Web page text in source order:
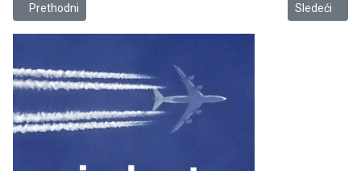
Prethodni članak: Iz Lokalnog akcionog plana za socijalnu inkluziju
Prethodni Sledeći
Sledeći